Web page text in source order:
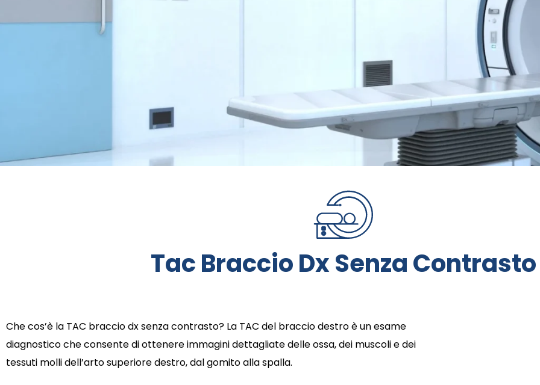
Tac Braccio Dx Senza Contrasto
Che cos’è la TAC braccio dx senza contrasto? La TAC del braccio destro è un esame
diagnostico che consente di ottenere immagini dettagliate delle ossa, dei muscoli e dei
tessuti molli dell’arto superiore destro, dal gomito alla spalla.